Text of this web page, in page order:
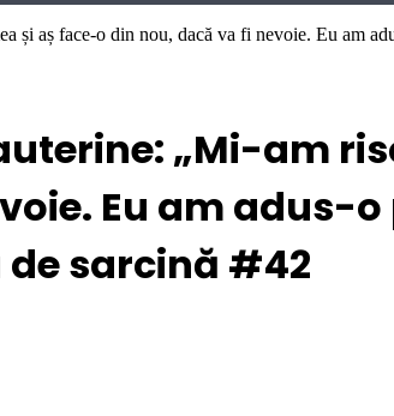
și aș face-o din nou, dacă va fi nevoie. Eu am
„Mi-am
Eu am adus-
sarcină #42